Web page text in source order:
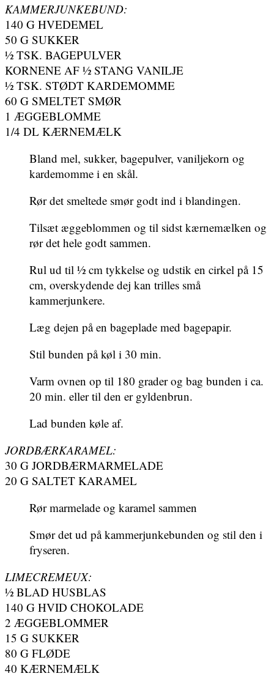
KAMMERJUNKEBUND:
140 G HVEDEMEL
50 G SUKKER
½ TSK. BAGEPULVER
KORNENE AF ½ STANG VANILJE
½ TSK. STØDT KARDEMOMME
60 G SMELTET SMØR
1 ÆGGEBLOMME
1/4 DL KÆRNEMÆLK
Bland mel, sukker, bagepulver, vaniljekorn og
kardemomme i en skål.
Rør det smeltede smør godt ind i blandingen.
Tilsæt æggeblommen og til sidst kærnemælken og
rør det hele godt sammen.
Rul ud til ½ cm tykkelse og udstik en cirkel på 15
cm, overskydende dej kan trilles små
kammerjunkere.
Læg dejen på en bageplade med bagepapir.
Stil bunden på køl i 30 min.
Varm ovnen op til 180 grader og bag bunden i ca.
20 min. eller til den er gyldenbrun.
Lad bunden køle af.
JORDBÆRKARAMEL:
30 G JORDBÆRMARMELADE
20 G SALTET KARAMEL
Rør marmelade og karamel sammen
Smør det ud på kammerjunkebunden og stil den i
fryseren.
LIMECREMEUX:
½ BLAD HUSBLAS
140 G HVID CHOKOLADE
2 ÆGGEBLOMMER
15 G SUKKER
80 G FLØDE
40 KÆRNEMÆLK